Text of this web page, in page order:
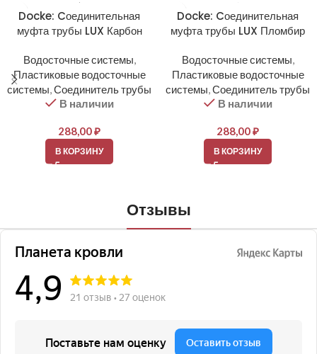
Docke: Cоединительная
муфта трубы LUX Карбон
Водосточные системы,
Пластиковые водосточные
системы,Соединитель трубы
В наличии
288,00₽
В КОРЗИНУ
Docke: Cоединительная
муфта трубы LUX Пломбир
Водосточные системы,
Пластиковые водосточные
системы,Соединитель трубы
В наличии
288,00₽
В КОРЗИНУ
Отзывы